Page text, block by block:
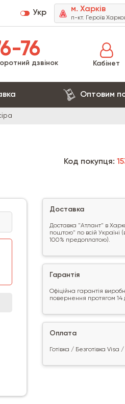
Укр м. Харків
п-кт. Героїв
76
дзвінок Кабінет
Оптовим
Код покупця:
Доставка
Доставка "Атлант" в
поштою" по всій Україні
100% предоплатою).
Гарантія
Офіційна гарантія
повернення протягом 14
Оплата
Готівка / Безготівка